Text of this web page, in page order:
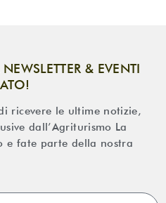
& EVENTI
ricevere le ultime notizie,
dall’Agriturismo La
e fate parte della nostra